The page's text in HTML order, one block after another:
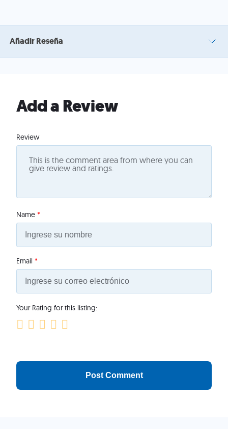
Añadir Reseña
Add a Review
Review
Name *
Email *
Your Rating for this listing: